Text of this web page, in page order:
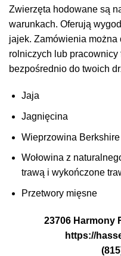
Zwierzęta hodowane są
warunkach. Oferują
jajek. Zamówienia można
rolniczych lub
bezpośrednio do twoich
Jaja
Jagnięcina
Wieprzowina Berkshire
Wołowina z
trawą i wykończone
Przetwory mięsne
23706 Harmony
https://